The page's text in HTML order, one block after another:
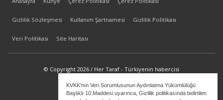
KVKK'nın Veri Sorumlusunun Aydınlatma Yükümlülüğü
Başlıklı 10.Maddesi uyarınca, Gizlilik politikasında belirtilen
Gizlilik Sözleşmesi Kullanım Şartnamesi Gizlilik Politikası
Veri Politikası Site Haritası
© Copyright 2026 / Her Taraf - Türkiyenin habercisi
bilgi@hertaraf.com